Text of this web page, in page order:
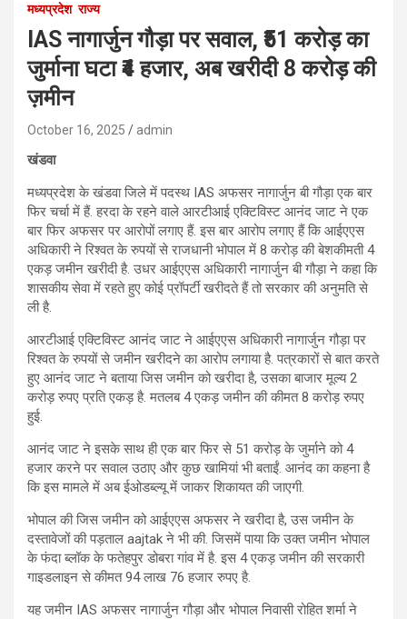
मध्यप्रदेश राज्य
IAS नागार्जुन गौड़ा पर सवाल, ₹51 करोड़ का
जुर्माना घटा ₹4 हजार, अब खरीदी 8 करोड़ की
ज़मीन
October 16, 2025 admin
खंडवा
मध्यप्रदेश के खंडवा जिले में पदस्थ IAS अफसर नागार्जुन बी गौड़ा एक बार
फिर चर्चा में हैं. हरदा के रहने वाले आरटीआई एक्टिविस्ट आनंद जाट ने एक
बार फिर अफसर पर आरोपों लगाए हैं. इस बार आरोप लगाए हैं कि आईएएस
अधिकारी ने रिश्वत के रुपयों से राजधानी भोपाल में 8 करोड़ की बेशकीमती 4
एकड़ जमीन खरीदी है. उधर आईएएस अधिकारी नागार्जुन बी गौड़ा ने कहा कि
शासकीय सेवा में रहते हुए कोई प्रॉपर्टी खरीदते हैं तो सरकार की अनुमति से
ली है.
आरटीआई एक्टिविस्ट आनंद जाट ने आईएएस अधिकारी नागार्जुन गौड़ा पर
रिश्वत के रुपयों से जमीन खरीदने का आरोप लगाया है. पत्रकारों से बात करते
हुए आनंद जाट ने बताया जिस जमीन को खरीदा है, उसका बाजार मूल्य 2
करोड़ रुपए प्रति एकड़ है. मतलब 4 एकड़ जमीन की कीमत 8 करोड़ रुपए
हुई.
आनंद जाट ने इसके साथ ही एक बार फिर से 51 करोड़ के जुर्माने को 4
हजार करने पर सवाल उठाए और कुछ खामियां भी बताईं. आनंद का कहना है
कि इस मामले में अब ईओडब्ल्यू में जाकर शिकायत की जाएगी.
भोपाल की जिस जमीन को आईएएस अफसर ने खरीदा है, उस जमीन के
दस्तावेजों की पड़ताल aajtak ने भी की. जिसमें पाया कि उक्त जमीन भोपाल
के फंदा ब्लॉक के फतेहपुर डोबरा गांव में है. इस 4 एकड़ जमीन की सरकारी
गाइडलाइन से कीमत 94 लाख 76 हजार रुपए है.
यह जमीन IAS अफसर नागार्जुन गौड़ा और भोपाल निवासी रोहित शर्मा ने